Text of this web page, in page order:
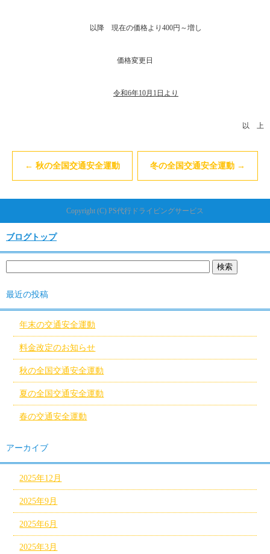
以降 現在の価格より400円～増し
価格変更日
令和6年10月1 日より
以 上
← 秋の全国交通安全運動 冬の全国交通安全運動 →
Copyright (C) PS代行ドライビングサービス
ブログトップ
最近の投稿
年末の交通安全運動
料金改定のお知らせ
秋の全国交通安全運動
夏の全国交通安全運動
春の交通安全運動
アーカイブ
2025年12月
2025年9月
2025年6月
2025年3月